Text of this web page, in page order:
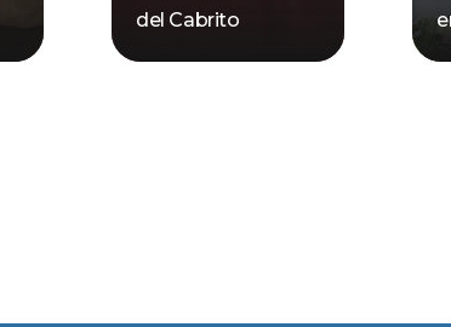
del Cabrito